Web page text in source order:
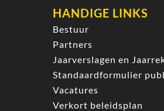
HANDIGE LINKS
Bestuur
Partners
Jaarverslagen en
Standaardformulier
Vacatures
Verkort beleidsplan